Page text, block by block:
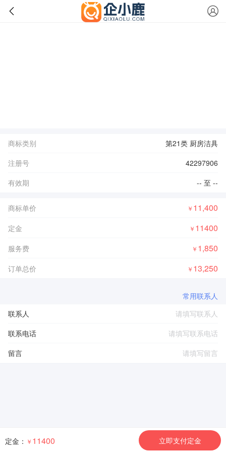
商标类别
第21类 厨房洁具
注册号
42297906
有效期
-- 至 --
商标单价 ￥ 11,400
定金 ￥ 11400
服务费 ￥ 1,850
订单总价 ￥ 13,250
常用联系人
联系人
联系电话
留言
定金： ￥ 11400 立即支付定金